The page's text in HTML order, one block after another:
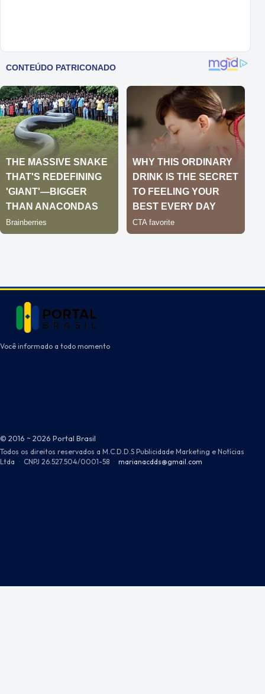
Você informado a todo momento
© 2016 ~ 2026 Portal Brasil
Todos os direitos reservados a M.C.D.D.S Publicidade Marketing e Notícias
Ltda · CNPJ 26.527.504/0001-58 · marianacdds@gmail.com